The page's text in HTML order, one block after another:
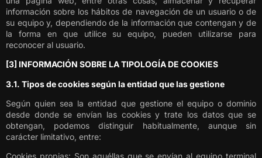
información sobre los hábitos de navegación de un usuario o de
su equipo y, dependiendo de la información que contengan y de
la forma en que utilice su equipo, pueden utilizarse para
reconocer al usuario.
[3] INFORMACIÓN SOBRE LA TIPOLOGÍA DE COOKIES
3.1. Tipos de cookies según la entidad que las gestione
Según quien sea la entidad que gestione el equipo o dominio
desde donde se envían las cookies y trate los datos que se
obtengan, podemos distinguir habitualmente, aunque sin
carácter limitativo, entre: